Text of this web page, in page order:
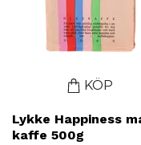
KÖP
Lykke Happiness
kaffe 500g